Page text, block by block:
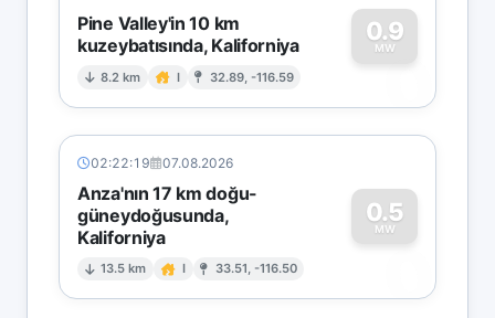
Pine Valley'in 10 km
kuzeybatısında, Kaliforniya
8.2 km I 32.89, -116.59
0.9
MW
0
02:22:19 07.08.2026
Anza'nın 17 km doğu-
güneydoğusunda,
Kaliforniya
13.5 km I 33.51, -116.50
0.5
MW
0